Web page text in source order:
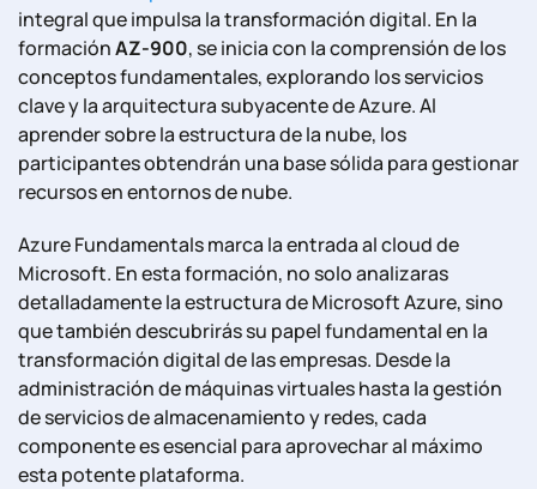
integral que impulsa la transformación digital. En la
formaciónAZ-900, se inicia con la comprensión de los
conceptos fundamentales, explorando los servicios
clave y la arquitectura subyacente de Azure. Al
aprender sobre la estructura de la nube, los
participantes obtendrán una base sólida para gestionar
recursos en entornos de nube.
Azure Fundamentals marca la entrada al cloud de
Microsoft. En esta formación, no solo analizaras
detalladamente la estructura de Microsoft Azure, sino
que también descubrirás su papel fundamental en la
transformación digital de las empresas. Desde la
administración de máquinas virtuales hasta la gestión
de servicios de almacenamiento y redes, cada
componente es esencial para aprovechar al máximo
esta potente plataforma.